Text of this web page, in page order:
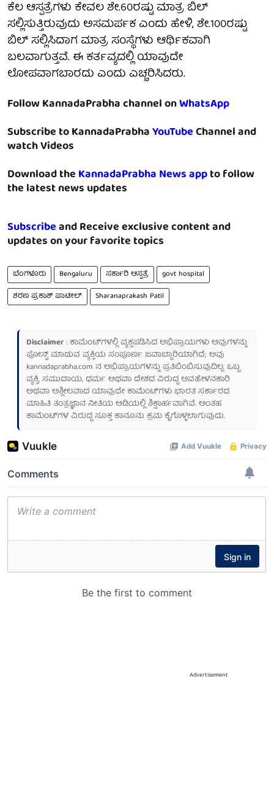
ಕೆಲ ಆಸ್ಪತ್ರೆಗಳು ಕೇವಲ ಶೇ.60ರಷ್ಟು ಮಾತ್ರ ಬಿಲ್
ಸಲ್ಲಿಸುತ್ತಿರುವುದು ಅಸಮರ್ಪಕ ಎಂದು ಹೇಳಿ, ಶೇ.100ರಷ್ಟು
ಬಿಲ್ ಸಲ್ಲಿಸಿದಾಗ ಮಾತ್ರ ಸಂಸ್ಥೆಗಳು ಆರ್ಥಿಕವಾಗಿ
ಬಲವಾಗುತ್ತವೆ. ಈ ಕರ್ತವ್ಯದಲ್ಲಿ ಯಾವುದೇ
ಲೋಪವಾಗಬಾರದು ಎಂದು ಎಚ್ಚರಿಸಿದರು.
Follow KannadaPrabha channel onWhatsApp
Subscribe to KannadaPrabhaYouTubeChannel and
watch Videos
Download theKannadaPrabha News appto follow
the latest news updates
Subscribeand Receive exclusive content and
updates on your favorite topics
ಬೆಂಗಳೂರು Bengaluru ಸರ್ಕಾರಿ ಆಸ್ಪತ್ರೆ
govt hospital
ಶರಣ ಪ್ರಕಾಶ್ ಪಾಟೀಲ್
Sharanaprakash Patil
Disclaimer: ಕಾಮೆಂಟ್‌ಗಳಲ್ಲಿ ವ್ಯಕ್ತಪಡಿಸಿದ ಅಭಿಪ್ರಾಯಗಳು ಅವುಗಳನ್ನು
ಪೋಸ್ಟ್ ಮಾಡುವ ವ್ಯಕ್ತಿಯ ಸಂಪೂರ್ಣ ಜವಾಬ್ದಾರಿಯಾಗಿದೆ; ಅವು
kannadaprabha.com ನ ಅಭಿಪ್ರಾಯಗಳನ್ನು ಪ್ರತಿಬಿಂಬಿಸುವುದಿಲ್ಲ. ಒಬ್ಬ
ವ್ಯಕ್ತಿ, ಸಮುದಾಯ, ಧರ್ಮ ಅಥವಾ ದೇಶದ ವಿರುದ್ಧ ಅವಹೇಳನಕಾರಿ
ಅಥವಾ ಅಶ್ಲೀಲವಾದ ಯಾವುದೇ ಕಾಮೆಂಟ್‌ಗಳು ಭಾರತ ಸರ್ಕಾರದ
ಮಾಹಿತಿ ತಂತ್ರಜ್ಞಾನ ನೀತಿಯ ಅಡಿಯಲ್ಲಿ ಶಿಕ್ಷಾರ್ಹವಾಗಿವೆ. ಅಂತಹ
ಕಾಮೆಂಟ್‌ಗಳ ವಿರುದ್ಧ ಸೂಕ್ತ ಕಾನೂನು ಕ್ರಮ ಕೈಗೊಳ್ಳಲಾಗುವುದು.
Advertisement